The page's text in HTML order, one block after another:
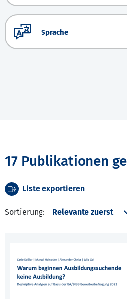
Sprache
17 Publikationen
Liste exportieren
Sortierung: